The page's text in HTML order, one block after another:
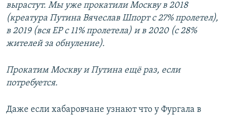
вырастут. Мы уже прокатили Москву в 2018
(креатура Путина Вячеслав Шпорт с 27% пролетел),
в 2019 (вся ЕР с 11% пролетела) и в 2020 (с 28%
жителей за обнуление).
Прокатим Москву и Путина ещё раз, если
потребуется.
Даже если хабаровчане узнают что у Фургала в